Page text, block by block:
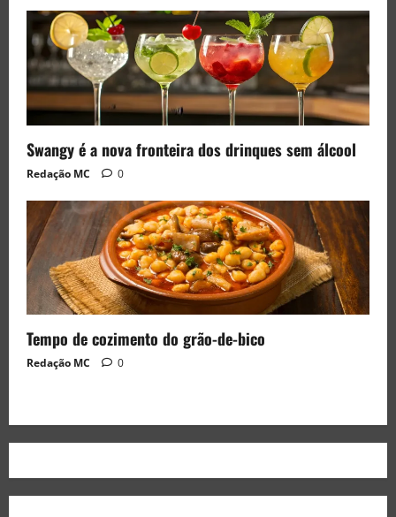
Swangy é a nova fronteira dos drinques sem álcool
Redação MC 0
Tempo de cozimento do grão-de-bico
Redação MC 0